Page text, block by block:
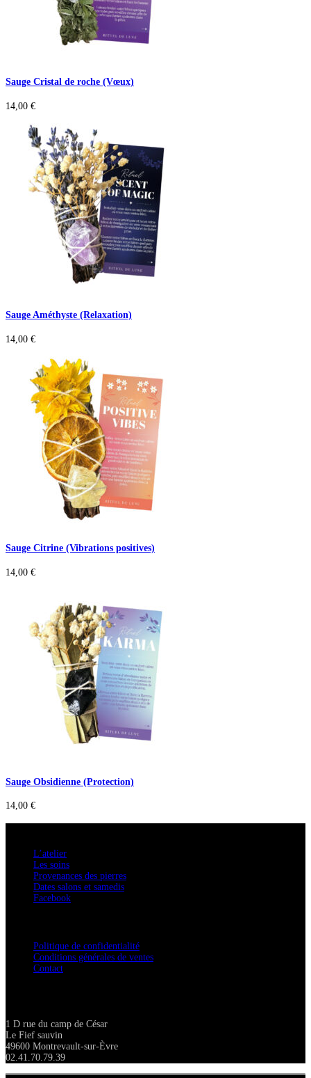
Sauge Cristal de roche (Vœux)
14,00 €
Sauge Améthyste (Relaxation)
14,00 €
Sauge Citrine (Vibrations positives)
14,00 €
Sauge Obsidienne (Protection)
14,00 €
L’atelier
Les soins
Provenances des pierres
Dates salons et samedis
Facebook
Politique de confidentialité
Conditions générales de ventes
Contact
1 D rue du camp de César
Le Fief sauvin
49600 Montrevault-sur-Èvre
02.41.70.79.39